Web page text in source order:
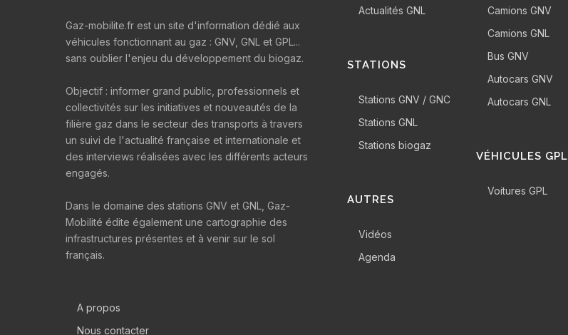
Gaz-mobilite.fr est un site d'information dédié aux
véhicules fonctionnant au gaz : GNV, GNL et GPL...
sans oublier l'enjeu du développement du biogaz.
Objectif : informer grand public, professionnels et
collectivités sur les initiatives et nouveautés de la
filière gaz dans le secteur des transports à travers
un suivi de l'actualité française et internationale et
des interviews réalisées avec les différents acteurs
engagés.
Dans le domaine des stations GNV et GNL, Gaz-
Mobilité édite également une cartographie des
infrastructures présentes et à venir sur le sol
français.
A propos
Nous contacter
Actualités GNL
STATIONS
Stations GNV / GNC
Stations GNL
Stations biogaz
AUTRES
Vidéos
Agenda
Camions GNV
Camions GNL
Bus GNV
Autocars GNV
Autocars GNL
VÉHICULES GPL
Voitures GPL